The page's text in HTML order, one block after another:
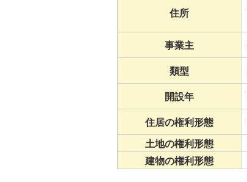
住所
事業主
類型
開設年
住居の権利形態
土地の権利形態
建物の権利形態